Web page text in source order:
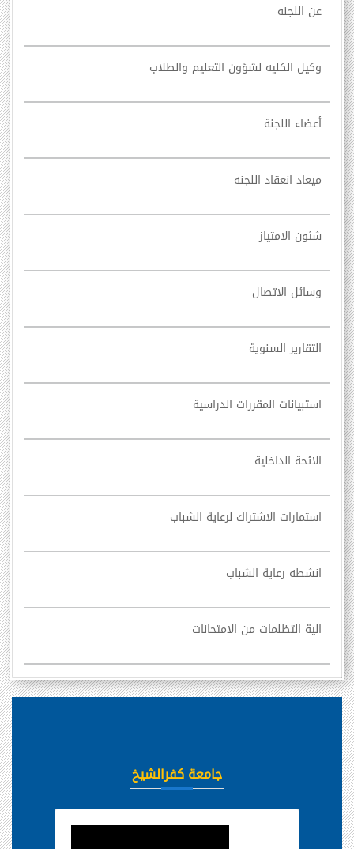
عن اللجنه
وكيل الكليه لشؤون التعليم والطلاب
أعضاء اللجنة
ميعاد انعقاد اللجنه
شئون الامتياز
وسائل الاتصال
التقارير السنوية
استبيانات المقررات الدراسية
الائحة الداخلية
استمارات الاشتراك لرعاية الشباب
انشطه رعاية الشباب
الية التظلمات من الامتحانات
جامعة كفرالشيخ